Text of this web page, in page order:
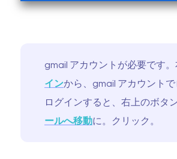
gmail アカウントが必要です
インから、gmail アカウントで
ログインすると、右上のボタ
ールへ移動に。クリック。